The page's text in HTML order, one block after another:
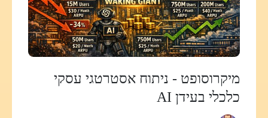
מיקרוסופט - ניתוח אסטרטגי עסקי
כלכלי בעידן AI